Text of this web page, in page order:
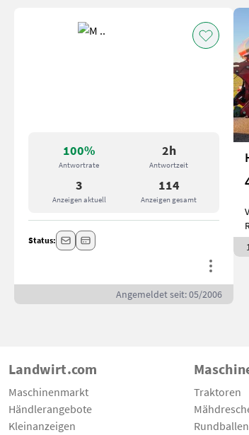
100%
Antwortrate
2h
Antwortzeit
3
Anzeigen aktuell
114
Anzeigen gesamt
Status:
Angemeldet seit: 05/2006
Landwirt.com
Maschinenmarkt
Händlerangebote
Kleinanzeigen
Traktoren